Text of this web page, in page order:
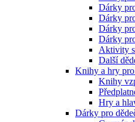
Dárky
Dárky
Dárky
Dárky
Aktivity
Další
Knihy a hry
Knihy
Hry a
Dárky pro